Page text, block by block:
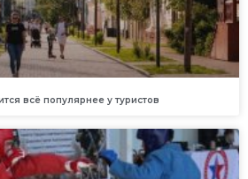
всё популярнее у туристов